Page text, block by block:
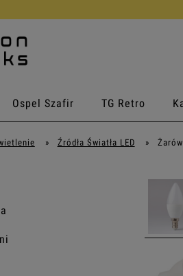
Ospel Szafir TG Retro
» Źródła Światła LED »